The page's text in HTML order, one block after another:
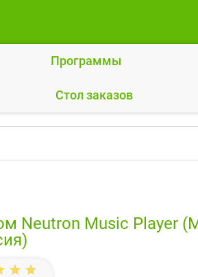
Программы
Cтол заказов
Neutron Music Player